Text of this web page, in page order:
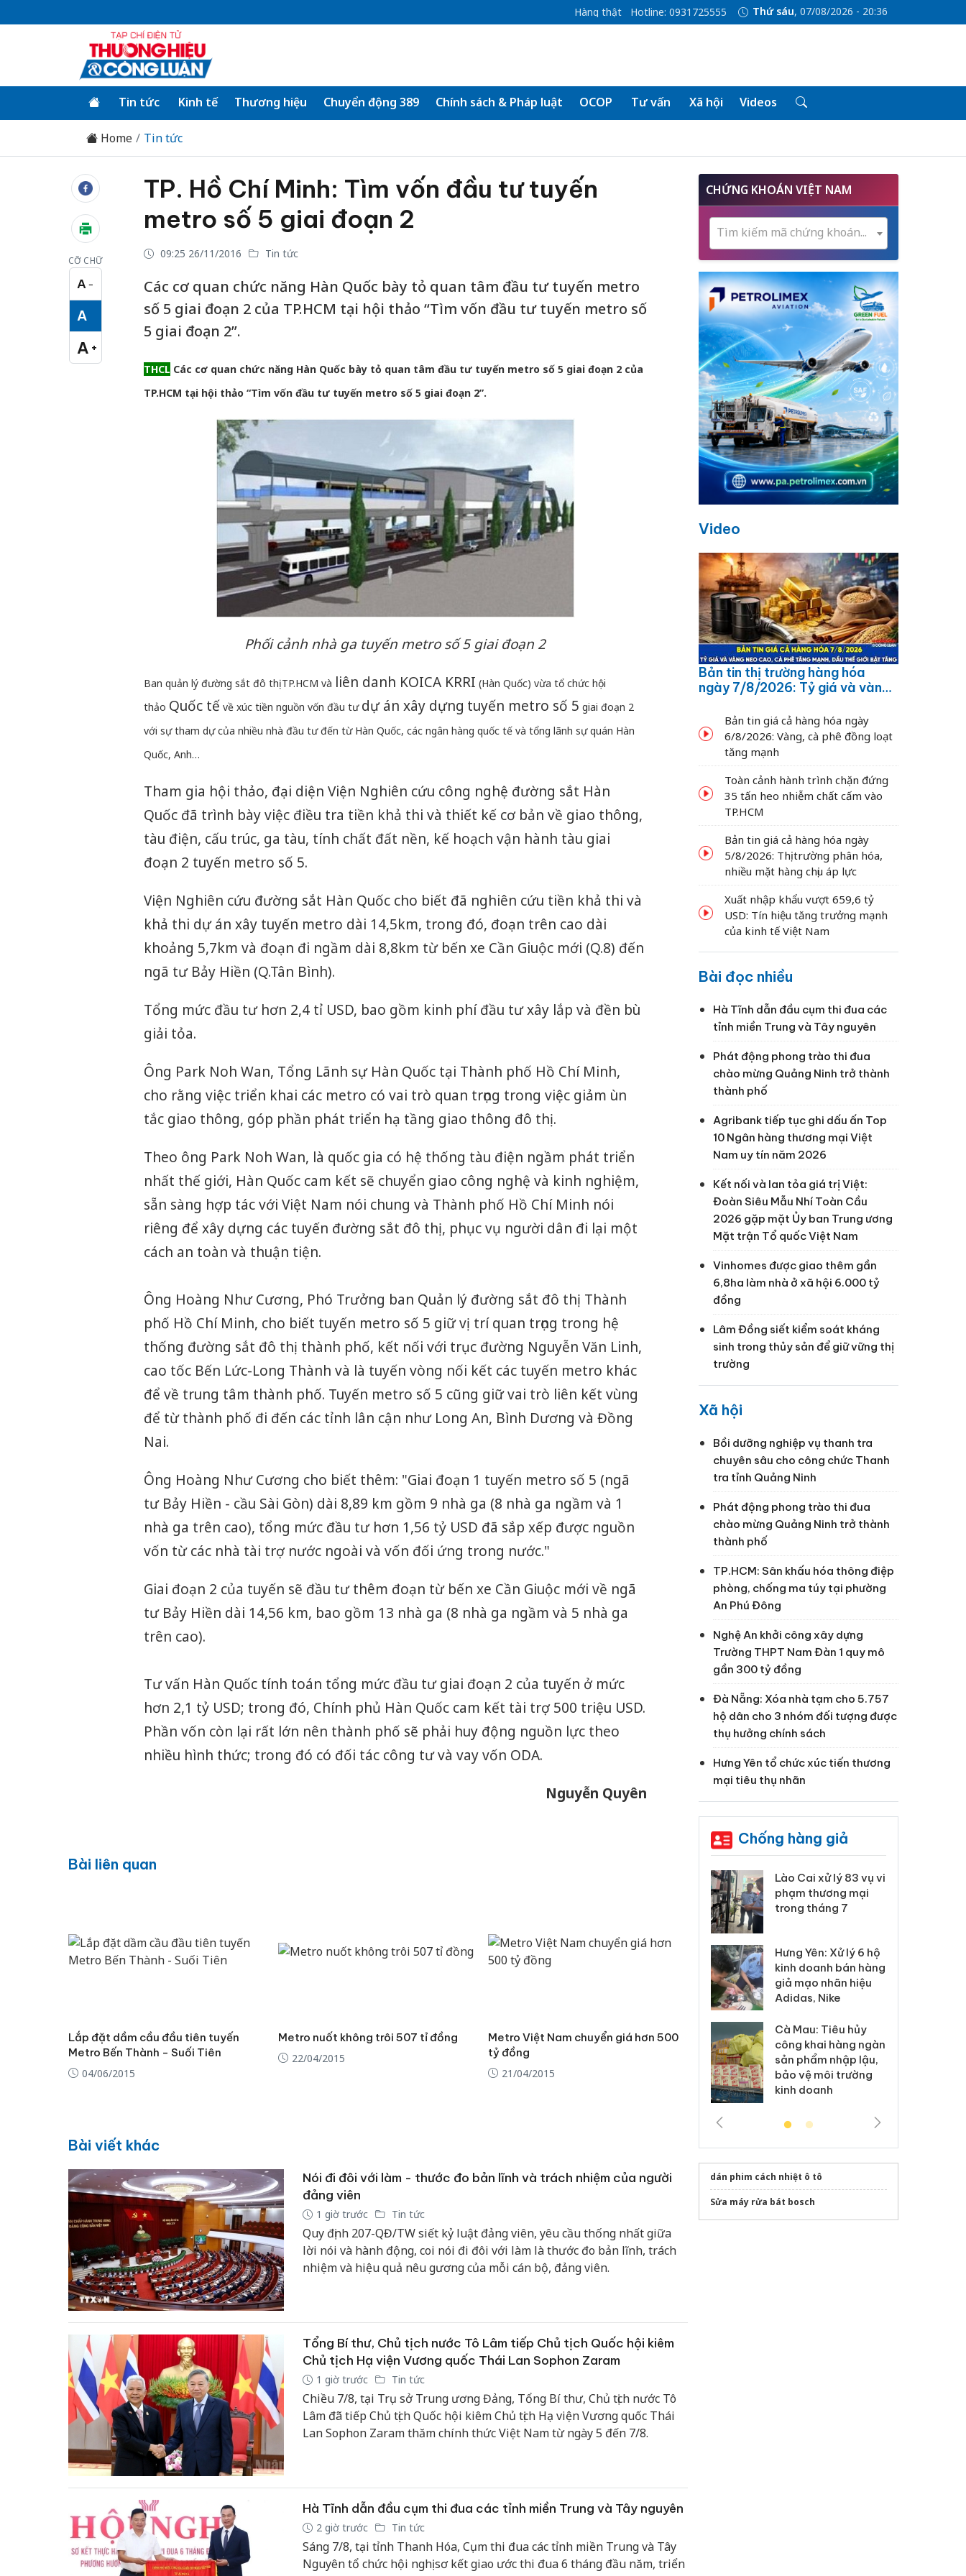
Hàng thật Hotline: 0931725555 Thứ sáu, 07/08/2026 - 20:36
Tin tức Kinh tế Thương hiệu Chuyển động 389 Chính sách & Pháp luật OCOP Tư vấn Xã hội Videos
Home Tin tức
CỠ CHỮ
A −
Cỡ chữ nhỏ
A
Cỡ chữ vừa
A +
Cỡ chữ lớn
TP. Hồ Chí Minh: Tìm vốn đầu tư tuyến
metro số 5 giai đoạn 2
09:25 26/11/2016 Tin tức
Các cơ quan chức năng Hàn Quốc bày tỏ quan tâm đầu tư tuyến metro
số 5 giai đoạn 2 của TP.HCM tại hội thảo “Tìm vốn đầu tư tuyến metro số
5 giai đoạn 2”.
THCL Các cơ quan chức năng Hàn Quốc bày tỏ quan tâm đầu tư tuyến metro số 5 giai đoạn 2 của
TP.HCM tại hội thảo “Tìm vốn đầu tư tuyến metro số 5 giai đoạn 2”.
Phối cảnh nhà ga tuyến metro số 5 giai đoạn 2
Ban quản lý đường sắt đô thị TP.HCM và liên danh KOICA KRRI (Hàn Quốc) vừa tổ chức hội
thảo Quốc tế về xúc tiền nguồn vốn đầu tư dự án xây dựng tuyến metro số 5 giai đoạn 2
với sự tham dự của nhiều nhà đầu tư đến từ Hàn Quốc, các ngân hàng quốc tế và tổng lãnh sự quán Hàn
Quốc, Anh…
Tham gia hội thảo, đại diện Viện Nghiên cứu công nghệ đường sắt Hàn
Quốc đã trình bày việc điều tra tiền khả thi và thiết kế cơ bản về giao thông,
tàu điện, cấu trúc, ga tàu, tính chất đất nền, kế hoạch vận hành tàu giai
đoạn 2 tuyến metro số 5.
Viện Nghiên cứu đường sắt Hàn Quốc cho biết đã nghiên cứu tiền khả thi và
khả thi dự án xây tuyến metro dài 14,5km, trong đó, đoạn trên cao dài
khoảng 5,7km và đoạn đi ngầm dài 8,8km từ bến xe Cần Giuộc mới (Q.8) đến
ngã tư Bảy Hiền (Q.Tân Bình).
Tổng mức đầu tư hơn 2,4 tỉ USD, bao gồm kinh phí đầu tư xây lắp và đền bù
giải tỏa.
Ông Park Noh Wan, Tổng Lãnh sự Hàn Quốc tại Thành phố Hồ Chí Minh,
cho rằng việc triển khai các metro có vai trò quan trọng trong việc giảm ùn
tắc giao thông, góp phần phát triển hạ tầng giao thông đô thị.
Theo ông Park Noh Wan, là quốc gia có hệ thống tàu điện ngầm phát triển
nhất thế giới, Hàn Quốc cam kết sẽ chuyển giao công nghệ và kinh nghiệm,
sẵn sàng hợp tác với Việt Nam nói chung và Thành phố Hồ Chí Minh nói
riêng để xây dựng các tuyến đường sắt đô thị, phục vụ người dân đi lại một
cách an toàn và thuận tiện.
Ông Hoàng Như Cương, Phó Trưởng ban Quản lý đường sắt đô thị Thành
phố Hồ Chí Minh, cho biết tuyến metro số 5 giữ vị trí quan trọng trong hệ
thống đường sắt đô thị thành phố, kết nối với trục đường Nguyễn Văn Linh,
cao tốc Bến Lức-Long Thành và là tuyến vòng nối kết các tuyến metro khác
để về trung tâm thành phố. Tuyến metro số 5 cũng giữ vai trò liên kết vùng
để từ thành phố đi đến các tỉnh lân cận như Long An, Bình Dương và Đồng
Nai.
Ông Hoàng Như Cương cho biết thêm: "Giai đoạn 1 tuyến metro số 5 (ngã
tư Bảy Hiền - cầu Sài Gòn) dài 8,89 km gồm 9 nhà ga (8 nhà ga ngầm và 1
nhà ga trên cao), tổng mức đầu tư hơn 1,56 tỷ USD đã sắp xếp được nguồn
vốn từ các nhà tài trợ nước ngoài và vốn đối ứng trong nước."
Giai đoạn 2 của tuyến sẽ đầu tư thêm đoạn từ bến xe Cần Giuộc mới về ngã
tư Bảy Hiền dài 14,56 km, bao gồm 13 nhà ga (8 nhà ga ngầm và 5 nhà ga
trên cao).
Tư vấn Hàn Quốc tính toán tổng mức đầu tư giai đoạn 2 của tuyến ở mức
hơn 2,1 tỷ USD; trong đó, Chính phủ Hàn Quốc cam kết tài trợ 500 triệu USD.
Phần vốn còn lại rất lớn nên thành phố sẽ phải huy động nguồn lực theo
nhiều hình thức; trong đó có đối tác công tư và vay vốn ODA.
Nguyễn Quyên
Bài liên quan
Lắp đặt dầm cầu đầu tiên tuyến
Metro Bến Thành - Suối Tiên
04/06/2015
Metro nuốt không trôi 507 tỉ đồng
22/04/2015
Metro Việt Nam chuyển giá hơn 500
tỷ đồng
21/04/2015
Bài viết khác
Nói đi đôi với làm - thước đo bản lĩnh và trách nhiệm của người
đảng viên
1 giờ trước Tin tức
Quy định 207-QĐ/TW siết kỷ luật đảng viên, yêu cầu thống nhất giữa
lời nói và hành động, coi nói đi đôi với làm là thước đo bản lĩnh, trách
nhiệm và hiệu quả nêu gương của mỗi cán bộ, đảng viên.
Tổng Bí thư, Chủ tịch nước Tô Lâm tiếp Chủ tịch Quốc hội kiêm
Chủ tịch Hạ viện Vương quốc Thái Lan Sophon Zaram
1 giờ trước Tin tức
Chiều 7/8, tại Trụ sở Trung ương Đảng, Tổng Bí thư, Chủ tịch nước Tô
Lâm đã tiếp Chủ tịch Quốc hội kiêm Chủ tịch Hạ viện Vương quốc Thái
Lan Sophon Zaram thăm chính thức Việt Nam từ ngày 5 đến 7/8.
Hà Tĩnh dẫn đầu cụm thi đua các tỉnh miền Trung và Tây nguyên
2 giờ trước Tin tức
Sáng 7/8, tại tỉnh Thanh Hóa, Cụm thi đua các tỉnh miền Trung và Tây
Nguyên tổ chức hội nghị sơ kết giao ước thi đua 6 tháng đầu năm, triển
CHỨNG KHOÁN VIỆT NAM
Tìm kiếm mã chứng khoán...
Video
Bản tin thị trường hàng hóa
ngày 7/8/2026: Tỷ giá và vàng
dầu thế giới bật tăng
Bản tin giá cả hàng hóa ngày
6/8/2026: Vàng, cà phê đồng loạt
tăng mạnh
Toàn cảnh hành trình chặn đứng
35 tấn heo nhiễm chất cấm vào
TP.HCM
Bản tin giá cả hàng hóa ngày
5/8/2026: Thị trường phân hóa,
nhiều mặt hàng chịu áp lực
Xuất nhập khẩu vượt 659,6 tỷ
USD: Tín hiệu tăng trưởng mạnh
của kinh tế Việt Nam
Bài đọc nhiều
Hà Tĩnh dẫn đầu cụm thi đua các
tỉnh miền Trung và Tây nguyên
Phát động phong trào thi đua
chào mừng Quảng Ninh trở thành
thành phố
Agribank tiếp tục ghi dấu ấn Top
10 Ngân hàng thương mại Việt
Nam uy tín năm 2026
Kết nối và lan tỏa giá trị Việt:
Đoàn Siêu Mẫu Nhí Toàn Cầu
2026 gặp mặt Ủy ban Trung ương
Mặt trận Tổ quốc Việt Nam
Vinhomes được giao thêm gần
6,8ha làm nhà ở xã hội 6.000 tỷ
đồng
Lâm Đồng siết kiểm soát kháng
sinh trong thủy sản để giữ vững thị
trường
Xã hội
Bồi dưỡng nghiệp vụ thanh tra
chuyên sâu cho công chức Thanh
tra tỉnh Quảng Ninh
Phát động phong trào thi đua
chào mừng Quảng Ninh trở thành
thành phố
TP.HCM: Sân khấu hóa thông điệp
phòng, chống ma túy tại phường
An Phú Đông
Nghệ An khởi công xây dựng
Trường THPT Nam Đàn 1 quy mô
gần 300 tỷ đồng
Đà Nẵng: Xóa nhà tạm cho 5.757
hộ dân cho 3 nhóm đối tượng được
thụ hưởng chính sách
Hưng Yên tổ chức xúc tiến thương
mại tiêu thụ nhãn
Chống hàng giả
An Giang: Đối tượng
chủ mưu đường dây
Lào Cai xử lý 83 vụ vi
phạm thương mại
trong tháng 7
Hưng Yên: Xử lý 6 hộ
kinh doanh bán hàng
giả mạo nhãn hiệu
Adidas, Nike
Cà Mau: Tiêu hủy
công khai hàng ngàn
sản phẩm nhập lậu,
bảo vệ môi trường
kinh doanh
dán phim cách nhiệt ô tô
Sửa máy rửa bát bosch